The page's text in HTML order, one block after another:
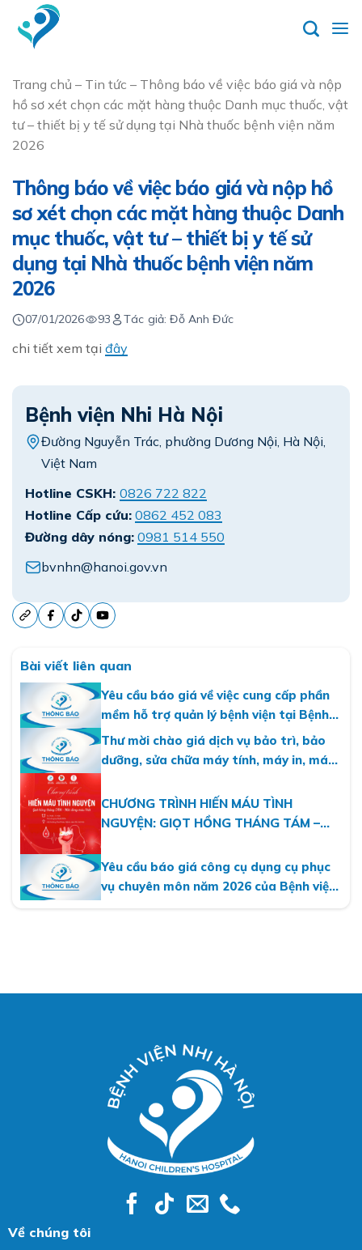
content
Trang chủ – Tin tức – Thông báo về việc báo giá và nộp
hồ sơ xét chọn các mặt hàng thuộc Danh mục thuốc, vật
tư – thiết bị y tế sử dụng tại Nhà thuốc bệnh viện năm
2026
Thông báo về việc báo giá và nộp hồ
sơ xét chọn các mặt hàng thuộc Danh
mục thuốc, vật tư – thiết bị y tế sử
dụng tại Nhà thuốc bệnh viện năm
2026
Tác giả: Đỗ Anh Đức
07/01/2026 93
chi tiết xem tại đây
Bệnh viện Nhi Hà Nội
Đường Nguyễn Trác, phường Dương Nội, Hà Nội,
Việt Nam
Hotline CSKH: 0826 722 822
Hotline Cấp cứu: 0862 452 083
Đường dây nóng: 0981 514 550
bvnhn@hanoi.gov.vn
Bài viết liên quan
Yêu cầu báo giá về việc cung cấp phần
mềm hỗ trợ quản lý bệnh viện tại Bệnh
viện Nhi Hà Nội
Thư mời chào giá dịch vụ bảo trì, bảo
dưỡng, sửa chữa máy tính, máy in, máy
CHƯƠNG TRÌNH HIẾN MÁU TÌNH
NGUYỆN: GIỌT HỒNG THÁNG TÁM –
Yêu cầu báo giá công cụ dụng cụ phục
vụ chuyên môn năm 2026 của Bệnh viện
Về chúng tôi